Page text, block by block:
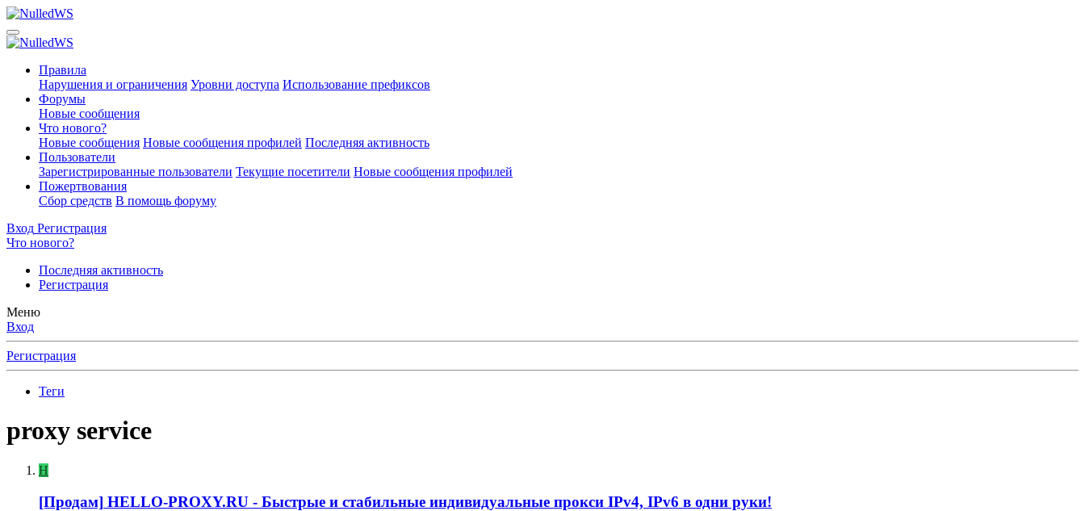
Правила
Нарушения и ограничения Уровни доступа Использование префиксов
Форумы
Новые сообщения
Что нового?
Новые сообщения Новые сообщения профилей Последняя активность
Пользователи
Зарегистрированные пользователи Текущие посетители Новые сообщения профилей
Пожертвования
Сбор средств В помощь форуму
Вход Регистрация
Что нового?
Последняя активность
Регистрация
Меню
Вход
Регистрация
Теги
proxy service
H
[Продам] HELLO-PROXY.RU - Быстрые и стабильные индивидуальные прокси IPv4, IPv6 в одни руки!